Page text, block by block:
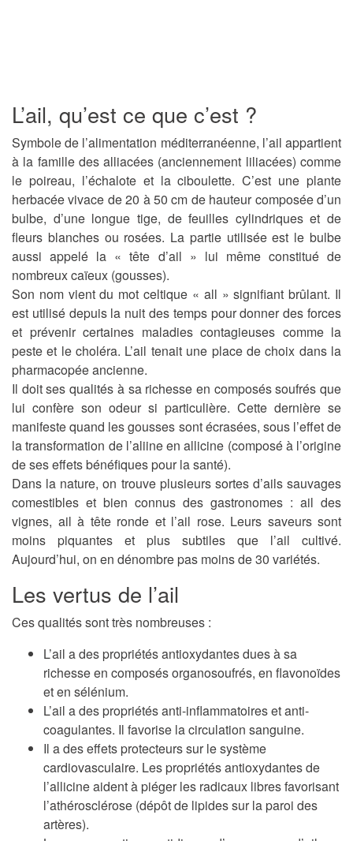
L’ail, qu’est ce que c’est ?
Symbole de l’alimentation méditerranéenne, l’ail appartient
à la famille des alliacées (anciennement liliacées) comme
le poireau, l’échalote et la ciboulette. C’est une plante
herbacée vivace de 20 à 50 cm de hauteur composée d’un
bulbe, d’une longue tige, de feuilles cylindriques et de
fleurs blanches ou rosées. La partie utilisée est le bulbe
aussiappelé la «tête d’ail » lui même constitué de
nombreuxcaïeux (gousses).
Son nom vient du mot celtique « all » signifiant brûlant. Il
est utilisé depuis la nuit des temps pourdonner des forces
et prévenir certaines maladies contagieuses comme la
peste et le choléra. L’ail tenait une place de choix dans la
pharmacopée ancienne.
Il doit ses qualités à sa richesse en composés soufrés que
lui confère son odeur si particulière. Cette dernière se
manifeste quand les gousses sont écrasées, sous l’effet de
la transformation de l’aliineenallicine (composé à l’origine
de ses effets bénéfiques pour la santé).
Dans la nature, on trouve plusieurs sortes d’ails sauvages
comestibles et bien connus des gastronomes : ail des
vignes, ail à tête ronde et l’ail rose. Leurs saveurs sont
moins piquantes et plus subtiles que l’ail cultivé.
Aujourd’hui, on en dénombre pas moins de 30 variétés.
Les vertus de l’ail
Ces qualités sont très nombreuses :
L’ail a despropriétés antioxydantesdues à sa
richesse en composés organosoufrés, en flavonoïdes
et en sélénium.
L’ail a despropriétés anti-inflammatoiresetanti-
coagulantes. Il favorise la circulation sanguine.
Il a deseffets protecteurs sur le système
cardiovasculaire. Les propriétés antioxydantes de
l’allicine aident à piéger les radicaux libres favorisant
l’athérosclérose (dépôt de lipides sur la paroi des
artères).